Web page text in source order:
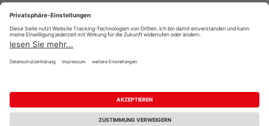
Wir helfen Ihnen gerne
weiter
Tel.:+49 6062 956180
E-Mail:shop@holzland-seibert.de
Versand
Impressum AGB Widerruf
Datenschutz
Reservierungsbedingungen
Vertrag widerrufen